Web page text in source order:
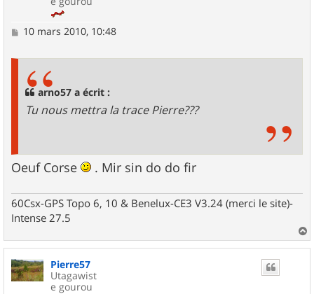
M10 mars 2010, 10:48
arno57 a écrit :
Tu nous mettra la trace Pierre???
Oeuf Corse . Mir sin do do fir
60Csx-GPS Topo 6, 10 & Benelux-CE3 V3.24 (merci le site)-
Intense 27.5
a
Pierre57
Utagawist
e gourou